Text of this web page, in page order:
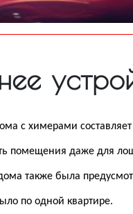
с химерами
помещения даже для
также была
по одной квартире.